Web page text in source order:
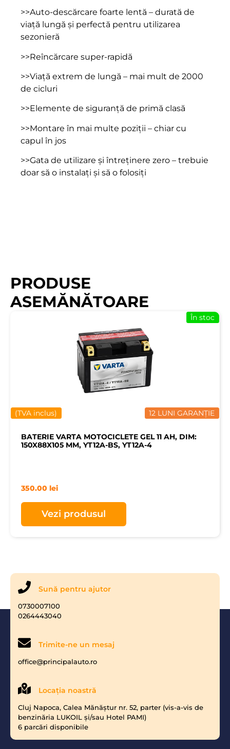
>>Auto-descărcare foarte lentă – durată de
viață lungă și perfectă pentru utilizarea
sezonieră
>>Reîncărcare super-rapidă
>>Viață extrem de lungă – mai mult de 2000
de cicluri
>>Elemente de siguranță de primă clasă
>>Montare în mai multe poziții – chiar cu
capul în jos
>>Gata de utilizare și întreținere zero – trebuie
doar să o instalați și să o folosiți
PRODUSE
ASEMĂNĂTOARE
12 LUNI GARANȚIE
(TVA inclus)
În stoc
BATERIE VARTA MOTOCICLETE GEL 11 AH, DIM:
150X88X105 MM, YT12A-BS, YT12A-4
350.00 lei
Vezi produsul
Sună pentru ajutor
0730007100
0264443040
Trimite-ne un mesaj
office@principalauto.ro
Locaţia noastră
Cluj Napoca, Calea Mănăştur nr. 52, parter (vis-a-vis de
benzinăria LUKOIL şi/sau Hotel PAMI)
6 parcări disponibile